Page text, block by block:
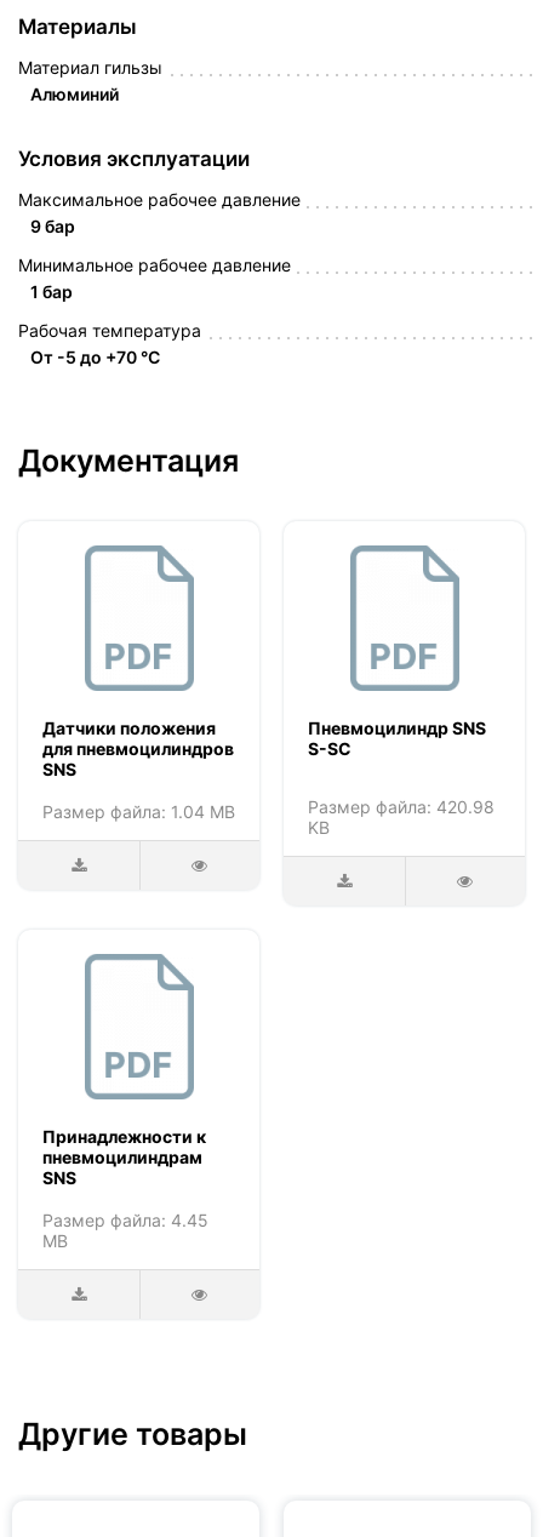
Материалы
Материал гильзы
Алюминий
Условия эксплуатации
Максимальное рабочее давление
9 бар
Минимальное рабочее давление
1 бар
Рабочая температура
От -5 до +70 °C
Документация
Датчики положения
для пневмоцилиндров
SNS
Размер файла: 1.04 MB
Пневмоцилиндр SNS
S-SC
Размер файла: 420.98
KB
Принадлежности к
пневмоцилиндрам
SNS
Размер файла: 4.45
MB
Другие товары